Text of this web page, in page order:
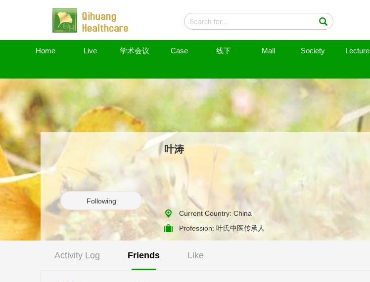
Home Live 学术会议 Case 线下 Mall Society Lecture
Following
叶涛
Current Country: China
Profession: 叶氏中医传承人
Activity Log Friends Like